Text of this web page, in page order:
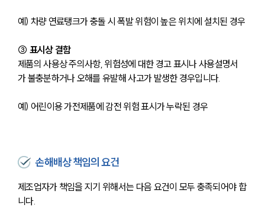
예) 차량 연료탱크가 충돌 시 폭발 위험이 높은 위치에 설치된 경우
③ 표시상 결함
제품의 사용상 주의사항, 위험성에 대한 경고 표시나 사용설명서
가 불충분하거나 오해를 유발해 사고가 발생한 경우입니다.
예) 어린이용 가전제품에 감전 위험 표시가 누락된 경우
손해배상 책임의 요건
제조업자가 책임을 지기 위해서는 다음 요건이 모두 충족되어야 합
니다.